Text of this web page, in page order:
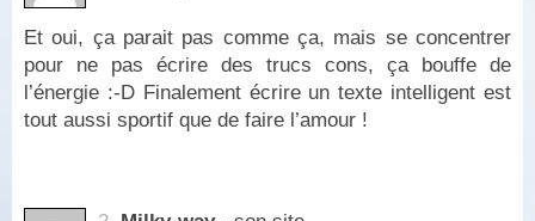
Et oui, ça parait pas comme ça, mais se concentrer
pour ne pas écrire des trucs cons, ça bouffe de
l’énergie :-D Finalement écrire un texte intelligent est
tout aussi sportif que de faire l’amour !